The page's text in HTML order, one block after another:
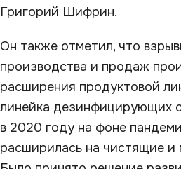
Григорий Шифрин.
Он также отметил, что
производства и продаж
расширения продуктовой
линейка дезинфицирующих
в 2020 году на фоне
расширилась на чистящие